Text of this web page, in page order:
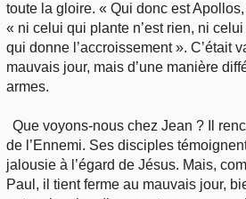
toute la gloire. « Qui donc est
« ni celui qui plante n’est rien, ni
qui donne l’accroissement ». C’était
mauvais jour, mais d’une manière
armes.
Que voyons-nous chez Jean ? Il
de l’Ennemi. Ses disciples
jalousie à l’égard de Jésus. Mais,
Paul, il tient ferme au mauvais jour,